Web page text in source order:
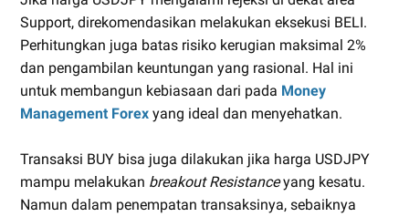
Support, direkomendasikan melakukan eksekusi BELI.
Perhitungkan juga batas risiko kerugian maksimal 2%
dan pengambilan keuntungan yang rasional. Hal ini
untuk membangun kebiasaan dari pada Money
Management Forex yang ideal dan menyehatkan.
Transaksi BUY bisa juga dilakukan jika harga USDJPY
mampu melakukan breakout Resistanceyang kesatu.
Namun dalam penempatan transaksinya, sebaiknya